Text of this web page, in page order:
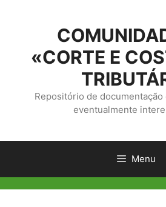
conteúdo«CORTE E
Repositório de documentação
eventualmente
Menu